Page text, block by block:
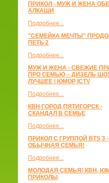
ПРИКОЛ - МУЖ И ЖЕНА ОБЕ
АЛКАШИ
Подробнее...
"СЕМЕЙКА МЕЧТЫ"
ПЕТЬ 2
Подробнее...
МУЖ И ЖЕНА - СВЕЖИЕ
ПРО СЕМЬЮ – ДИЗЕЛЬ
ЛУЧШЕЕ | ЮМОР ICTV
Подробнее...
КВН ГОРОД ПЯТИГОРСК -
СКАНДАЛ В СЕМЬЕ
Подробнее...
ПРИКОЛ С ГРУППОЙ BTS 3 -
ОБЫЧНАЯ СЕМЬЯ!
Подробнее...
МОЛОДАЯ СЕМЬЯ! КВН,
ПРИКОЛЫ